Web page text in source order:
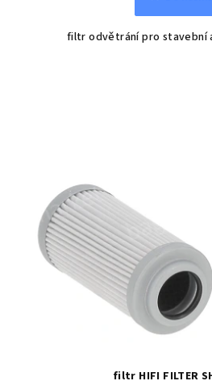
filtr odvětrání pro stavební
filtr HIFI FILTER